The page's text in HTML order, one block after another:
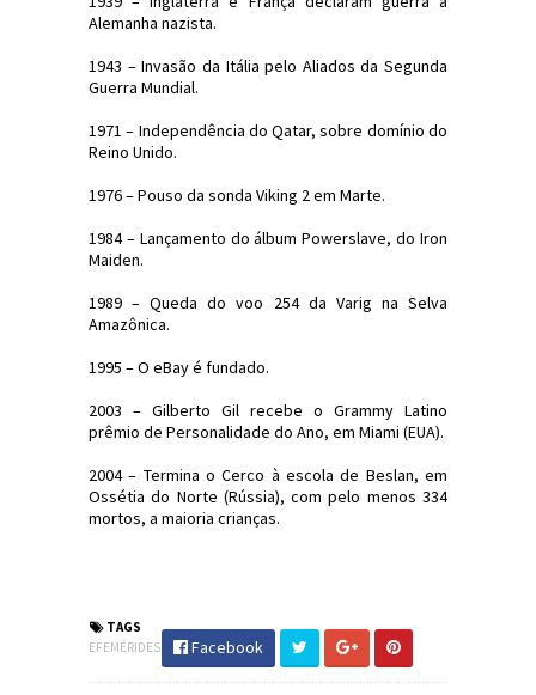
Alemanha nazista.
1943 – Invasão da Itália pelo Aliados da Segunda
Guerra Mundial.
1971 – Independência do Qatar, sobre domínio do
Reino Unido.
1976 – Pouso da sonda Viking 2 em Marte.
1984 – Lançamento do álbum Powerslave, do Iron
Maiden.
1989 – Queda do voo 254 da Varig na Selva
Amazônica.
1995 – O eBay é fundado.
2003 – Gilberto Gil recebe o Grammy Latino
prêmio de Personalidade do Ano, em Miami (EUA).
2004 – Termina o Cerco à escola de Beslan, em
Ossétia do Norte (Rússia), com pelo menos 334
mortos, a maioria crianças.
TAGS
EFEMÉRIDES
Facebook